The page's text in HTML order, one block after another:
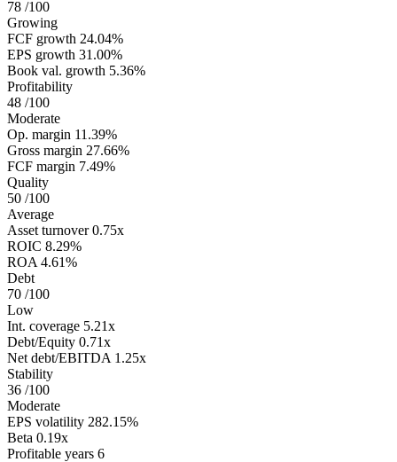
78 /100
Growing
FCF growth 24.04%
EPS growth 31.00%
Book val. growth 5.36%
Profitability
48 /100
Moderate
Op. margin 11.39%
Gross margin 27.66%
FCF margin 7.49%
Quality
50 /100
Average
Asset turnover 0.75x
ROIC 8.29%
ROA 4.61%
Debt
70 /100
Low
Int. coverage 5.21x
Debt/Equity 0.71x
Net debt/EBITDA 1.25x
Stability
36 /100
Moderate
EPS volatility 282.15%
Beta 0.19x
Profitable years 6